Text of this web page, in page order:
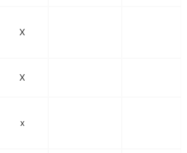
X
X
x